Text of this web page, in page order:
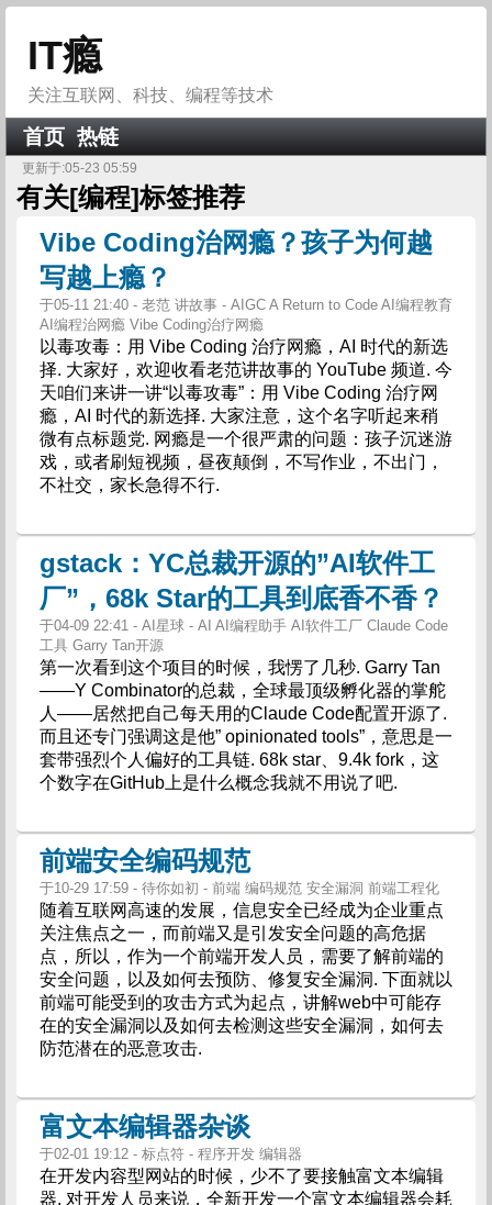
IT瘾
关注互联网、科技、编程等技术
首页 热链
更新于:05-23 05:59
有关[编程]标签推荐
Vibe Coding治网瘾？孩子为何越
写越上瘾？
于05-11 21:40 - 老范 讲故事 - AIGC A Return to Code AI编程教育
AI编程治网瘾 Vibe Coding治疗网瘾
以毒攻毒：用 Vibe Coding 治疗网瘾，AI 时代的新选
择. 大家好，欢迎收看老范讲故事的 YouTube 频道. 今
天咱们来讲一讲“以毒攻毒”：用 Vibe Coding 治疗网
瘾，AI 时代的新选择. 大家注意，这个名字听起来稍
微有点标题党. 网瘾是一个很严肃的问题：孩子沉迷游
戏，或者刷短视频，昼夜颠倒，不写作业，不出门，
不社交，家长急得不行.
gstack：YC总裁开源的”AI软件工
厂”，68k Star的工具到底香不香？
于04-09 22:41 - AI星球 - AI AI编程助手 AI软件工厂 Claude Code
工具 Garry Tan开源
第一次看到这个项目的时候，我愣了几秒. Garry Tan
——Y Combinator的总裁，全球最顶级孵化器的掌舵
人——居然把自己每天用的Claude Code配置开源了.
而且还专门强调这是他” opinionated tools”，意思是一
套带强烈个人偏好的工具链. 68k star、9.4k fork，这
个数字在GitHub上是什么概念我就不用说了吧.
前端安全编码规范
于10-29 17:59 - 待你如初 - 前端 编码规范 安全漏洞 前端工程化
随着互联网高速的发展，信息安全已经成为企业重点
关注焦点之一，而前端又是引发安全问题的高危据
点，所以，作为一个前端开发人员，需要了解前端的
安全问题，以及如何去预防、修复安全漏洞. 下面就以
前端可能受到的攻击方式为起点，讲解web中可能存
在的安全漏洞以及如何去检测这些安全漏洞，如何去
防范潜在的恶意攻击.
富文本编辑器杂谈
于02-01 19:12 - 标点符 - 程序开发 编辑器
在开发内容型网站的时候，少不了要接触富文本编辑
器. 对开发人员来说，全新开发一个富文本编辑器会耗